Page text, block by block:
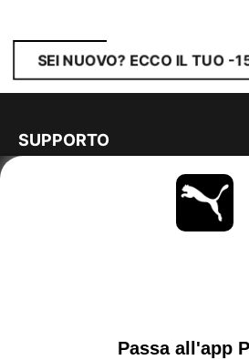
SEI NUOVO? ECCO IL TUO -
SUPPORTO
MAGGIORI INFORMAZIONI
OTTIENI TUTTI GLI